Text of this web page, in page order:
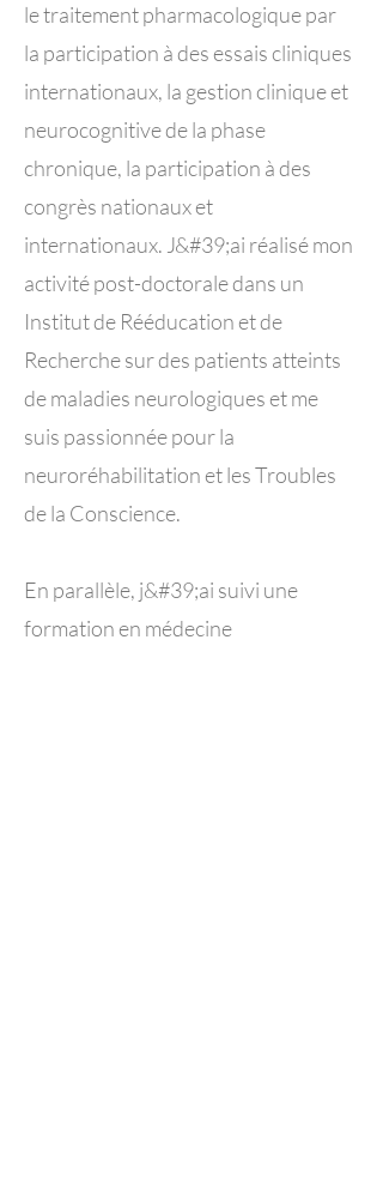
le traitement pharmacologique par
la participation à des essais cliniques
internationaux, la gestion clinique et
neurocognitive de la phase
chronique, la participation à des
congrès nationaux et
internationaux. J&#39;ai réalisé mon
activité post-doctorale dans un
Institut de Rééducation et de
Recherche sur des patients atteints
de maladies neurologiques et me
suis passionnée pour la
neuroréhabilitation et les Troubles
de la Conscience.
En parallèle, j&#39;ai suivi une
formation en médecine